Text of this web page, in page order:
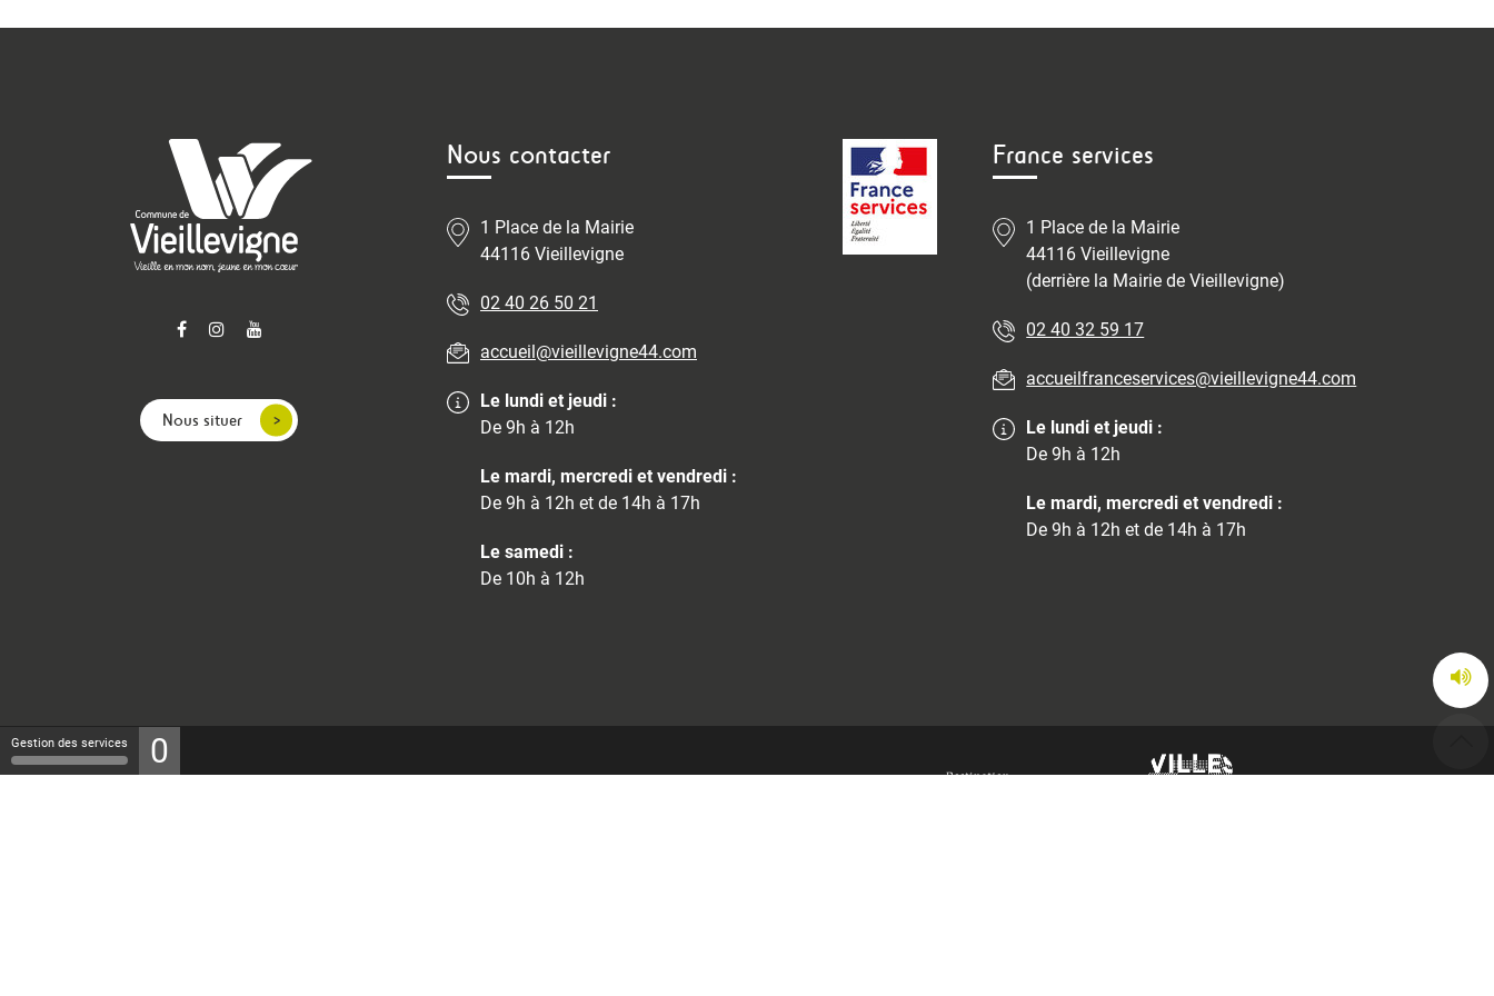
Nous situer
Nous contacter
1 Place de la Mairie
44116 Vieillevigne
02 40 26 50 21
accueil@vieillevigne44.com
Le lundi et jeudi :
De 9h à 12h
Le mardi, mercredi et vendredi :
De 9h à 12h et de 14h à 17h
Le samedi :
De 10h à 12h
France services
1 Place de la Mairie
44116 Vieillevigne
(derrière la Mairie de Vieillevigne)
02 40 32 59 17
accueilfranceservices@vieillevigne44.com
Le lundi et jeudi :
De 9h à 12h
Le mardi, mercredi et vendredi :
De 9h à 12h et de 14h à 17h
Gestion des services 0